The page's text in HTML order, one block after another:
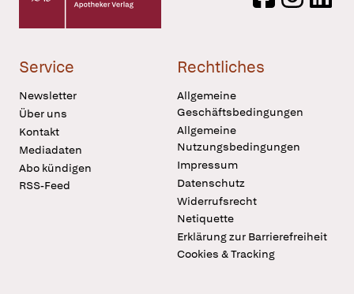
Service
Newsletter
Über uns
Kontakt
Mediadaten
Abo kündigen
RSS-Feed
Rechtliches
Allgemeine
Geschäftsbedingungen
Allgemeine
Nutzungsbedingungen
Impressum
Datenschutz
Widerrufsrecht
Netiquette
Erklärung zur Barrierefreiheit
Cookies & Tracking